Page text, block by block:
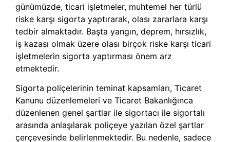
günümüzde, ticari işletmeler, muhtemel her türlü
riske karşı sigorta yaptırarak, olası zararlara karşı
tedbir almaktadır. Başta yangın, deprem, hırsızlık,
iş kazası olmak üzere olası birçok riske karşı ticari
işletmelerin sigorta yaptırması önem arz
etmektedir.
Sigorta poliçelerinin teminat kapsamları, Ticaret
Kanunu düzenlemeleri ve Ticaret Bakanlığınca
düzenlenen genel şartlar ile sigortacı ile sigortalı
arasında anlaşılarak poliçeye yazılan özel şartlar
çerçevesinde belirlenmektedir. Bu nedenle, sadece